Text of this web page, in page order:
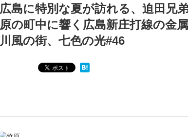
広島に特別な夏が訪れる、迫田兄
原の町中に響く広島新庄打線の金
川風の街、七色の光#46